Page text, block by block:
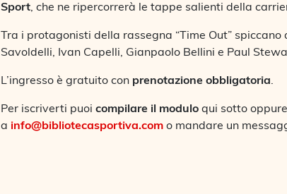
Sport, che ne ripercorrerà le tappe salienti della
Tra i protagonisti della rassegna “Time Out”
Savoldelli, Ivan Capelli, Gianpaolo Bellini e Paul
L’ingresso è gratuito con prenotazione obbligatoria.
Per iscriverti puoi compilare il moduloqui sotto
a info@bibliotecasportiva.com o mandare un